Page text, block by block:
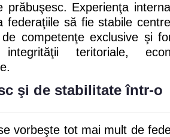
prăbuşesc. Experienţa
federaţiile să fie stabile
competenţe exclusive şi
integrităţii teritoriale,
şi de stabilitate într-o
vorbeşte tot mai mult de